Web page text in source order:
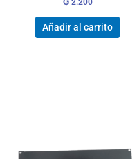
₲2.200
Añadir al carrito